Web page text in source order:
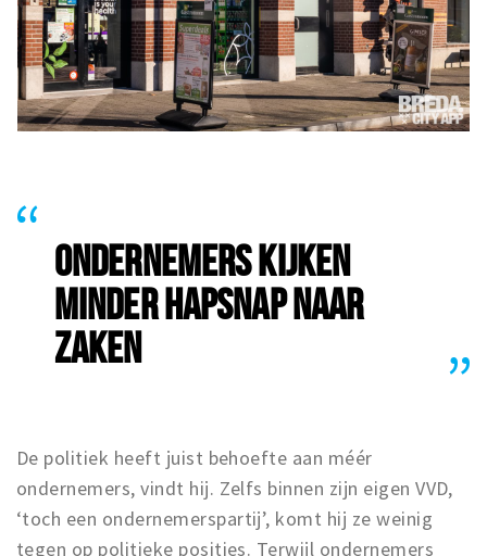
ONDERNEMERS KIJKEN
MINDER HAPSNAP NAAR
ZAKEN
De politiek heeft juist behoefte aan méér
ondernemers, vindt hij. Zelfs binnen zijn eigen VVD,
‘toch een ondernemerspartij’, komt hij ze weinig
tegen op politieke posities. Terwijl ondernemers